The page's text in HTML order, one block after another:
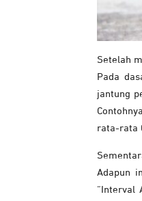
Setelah
Pada
jantung
rata-rata
Adapun
“Interval